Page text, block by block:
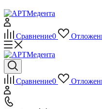
Сравнение0
Сравнение0